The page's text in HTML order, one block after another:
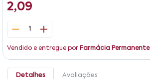
2,09
1
Vendido e entregue por Farmácia Permanente
Detalhes Avaliações